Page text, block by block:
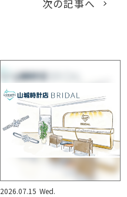
次の記事へ
2026.07.15 Wed.